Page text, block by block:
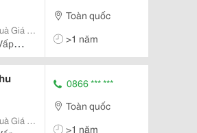
Giá Trị
Toàn quốc
>1 năm
Giá Trị
0866 *** ***
Toàn quốc
>1 năm